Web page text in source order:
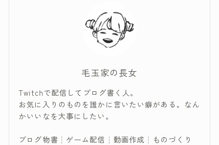
毛玉家の長女
Twitchで配信してブログ書く人。
お気に入りのものを誰かに言いたい癖がある。なん
かいいなを大事にしたい。
ブログ物書┆ゲーム配信┆動画作成┆ものづくり